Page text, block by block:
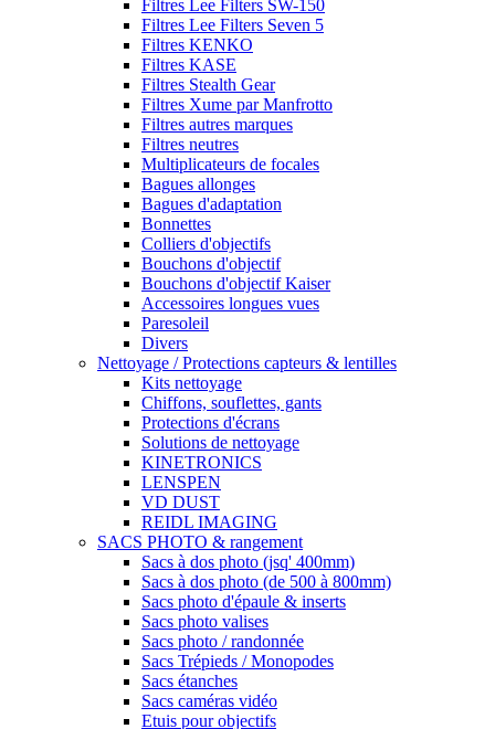
Filtres Lee Filters SW-150
Filtres Lee Filters Seven 5
Filtres KENKO
Filtres KASE
Filtres Stealth Gear
Filtres Xume par Manfrotto
Filtres autres marques
Filtres neutres
Multiplicateurs de focales
Bagues allonges
Bagues d'adaptation
Bonnettes
Colliers d'objectifs
Bouchons d'objectif
Bouchons d'objectif Kaiser
Accessoires longues vues
Paresoleil
Divers
Nettoyage / Protections capteurs & lentilles
Kits nettoyage
Chiffons, souflettes, gants
Protections d'écrans
Solutions de nettoyage
KINETRONICS
LENSPEN
VD DUST
REIDL IMAGING
SACS PHOTO & rangement
Sacs à dos photo (jsq' 400mm)
Sacs à dos photo (de 500 à 800mm)
Sacs photo d'épaule & inserts
Sacs photo valises
Sacs photo / randonnée
Sacs Trépieds / Monopodes
Sacs étanches
Sacs caméras vidéo
Etuis pour objectifs